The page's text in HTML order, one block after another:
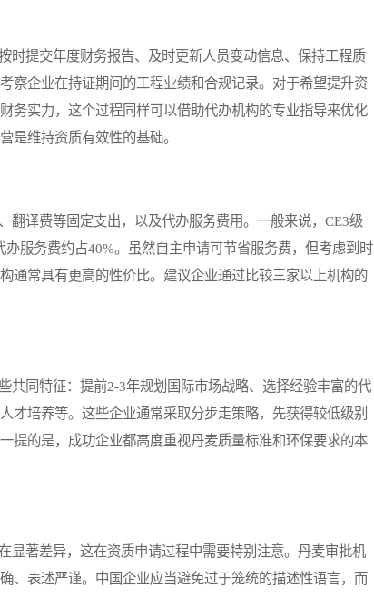
提交年度财务报告、及时更新人员变动信息、保持工程质
察企业在持证期间的工程业绩和合规记录。对于希望提升资
务实力，这个过程同样可以借助代办机构的专业指导来优化
是维持资质有效性的基础。
译费等固定支出，以及代办服务费用。一般来说，CE3级
服务费约占40%。虽然自主申请可节省服务费，但考虑到时
通常具有更高的性价比。建议企业通过比较三家以上机构的
同特征：提前2-3年规划国际市场战略、选择经验丰富的代
才培养等。这些企业通常采取分步走策略，先获得较低级别
提的是，成功企业都高度重视丹麦质量标准和环保要求的本
著差异，这在资质申请过程中需要特别注意。丹麦审批机
、表述严谨。中国企业应当避免过于笼统的描述性语言，而